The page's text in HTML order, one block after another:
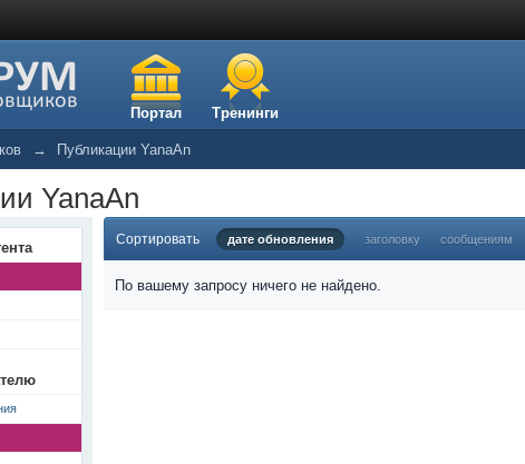
Портал Тренинги
→ Публикации YanaAn
YanaAn
Сортировать дате обновления заголовку сообщениям
По вашему запросу ничего не найдено.